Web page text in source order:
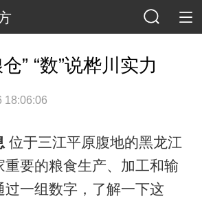
” “数”说桦川实力
18:06:06
位于三江平原腹地的黑龙江
重要的粮食生产、加工和输
过一组数字，了解一下这